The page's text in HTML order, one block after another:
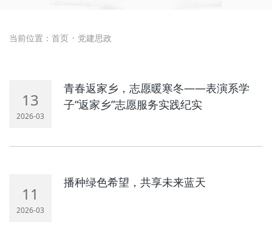
当前位置： 首页 · 党建思政
13
2026-03
青春返家乡，志愿暖寒冬——表演系学
子“返家乡”志愿服务实践纪实
11
2026-03
播种绿色希望，共享未来蓝天